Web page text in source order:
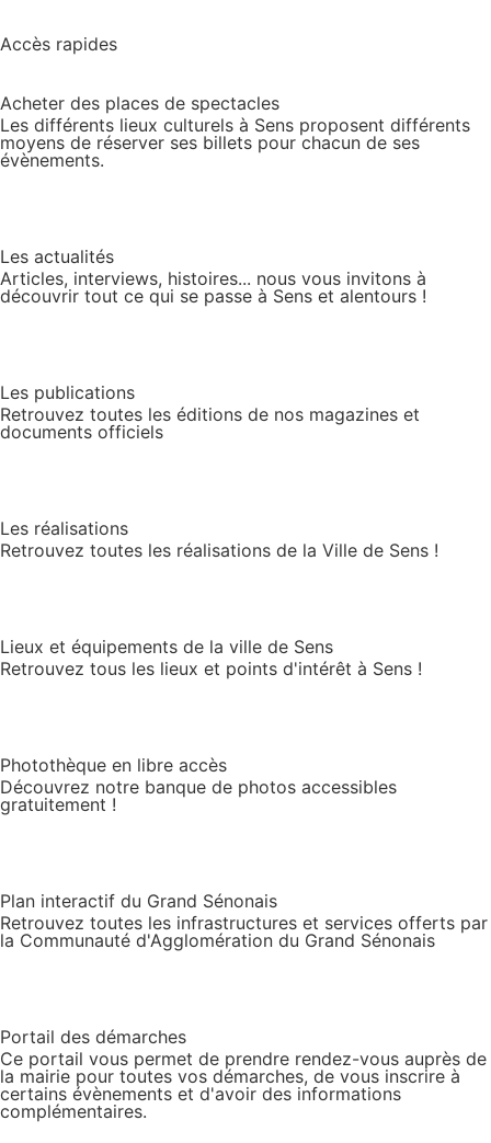
Accès rapides
Acheter des places de spectacles
Les différents lieux culturels à Sens proposent différents
moyens de réserver ses billets pour chacun de ses
évènements.
Les actualités
Articles, interviews, histoires... nous vous invitons à
découvrir tout ce qui se passe à Sens et alentours !
Les publications
Retrouvez toutes les éditions de nos magazines et
documents officiels
Les réalisations
Retrouvez toutes les réalisations de la Ville de Sens !
Lieux et équipements de la ville de Sens
Retrouvez tous les lieux et points d'intérêt à Sens !
Photothèque en libre accès
Découvrez notre banque de photos accessibles
gratuitement !
Plan interactif du Grand Sénonais
Retrouvez toutes les infrastructures et services offerts par
la Communauté d'Agglomération du Grand Sénonais
Portail des démarches
Ce portail vous permet de prendre rendez-vous auprès de
la mairie pour toutes vos démarches, de vous inscrire à
certains évènements et d'avoir des informations
complémentaires.